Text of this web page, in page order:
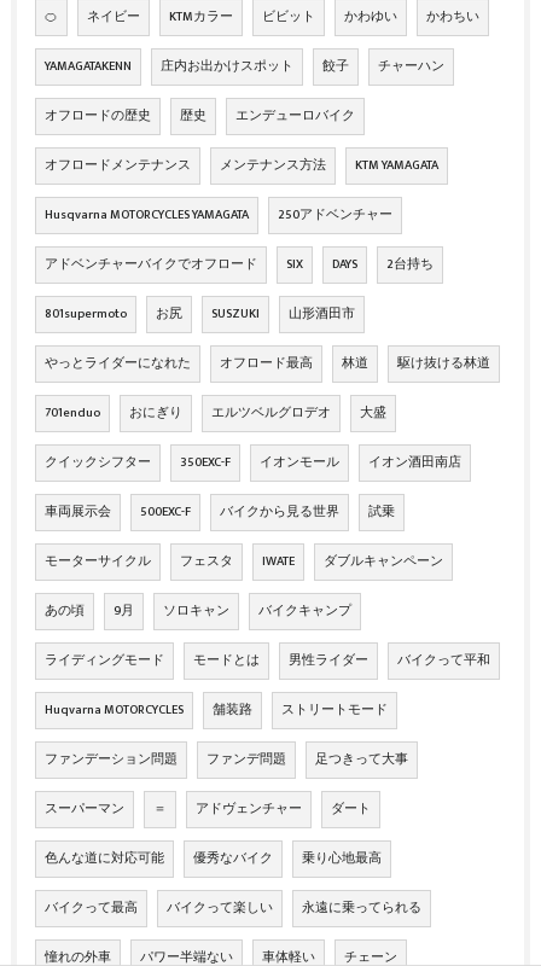
🍊 ネイビー KTMカラー ビビット かわゆい かわちい
YAMAGATAKENN 庄内お出かけスポット 餃子 チャーハン
オフロードの歴史 歴史 エンデューロバイク
オフロードメンテナンス メンテナンス方法 KTM YAMAGATA
Husqvarna MOTORCYCLES YAMAGATA 250アドベンチャー
アドベンチャーバイクでオフロード SIX DAYS 2台持ち
801supermoto お尻 SUSZUKI 山形酒田市
やっとライダーになれた オフロード最高 林道 駆け抜ける林道
701enduo おにぎり エルツベルグロデオ 大盛
クイックシフター 350EXC-F イオンモール イオン酒田南店
車両展示会 500EXC-F バイクから見る世界 試乗
モーターサイクル フェスタ IWATE ダブルキャンペーン
あの頃 9月 ソロキャン バイクキャンプ
ライディングモード モードとは 男性ライダー バイクって平和
Huqvarna MOTORCYCLES 舗装路 ストリートモード
ファンデーション問題 ファンデ問題 足つきって大事
スーパーマン ＝ アドヴェンチャー ダート
色んな道に対応可能 優秀なバイク 乗り心地最高
バイクって最高 バイクって楽しい 永遠に乗ってられる
憧れの外車 パワー半端ない 車体軽い チェーン